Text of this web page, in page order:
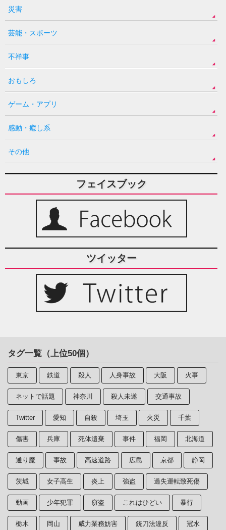
災害
芸能・スポーツ
不祥事
おもしろ
ゲーム・アプリ
感動・癒し系
その他
フェイスブック
ツイッター
タグ一覧（上位50個）
東京 鉄道 殺人 人身事故 大阪 火事
ネットで話題 神奈川 殺人未遂 交通事故
Twitter 愛知 自殺 埼玉 火災 千葉
傷害 兵庫 死体遺棄 事件 福岡 北海道
通り魔 事故 高速道路 広島 京都 静岡
茨城 女子高生 炎上 強盗 過失運転致死傷
動画 少年犯罪 窃盗 これはひどい 暴行
栃木 岡山 威力業務妨害 銃刀法違反 冠水